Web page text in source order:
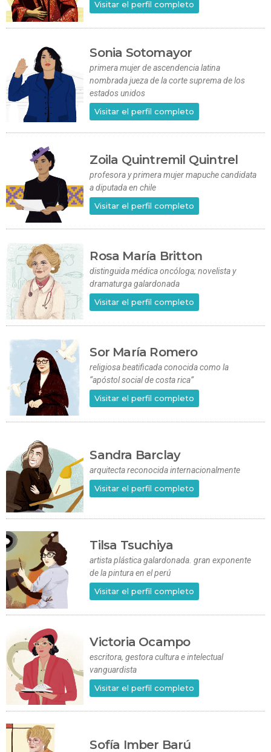
Visitar el perfil completo
Sonia Sotomayor
primera mujer de ascendencia latina
nombrada jueza de la corte suprema de los
estados unidos
Visitar el perfil completo
Zoila Quintremil Quintrel
profesora y primera mujer mapuche candidata
a diputada en chile
Visitar el perfil completo
Rosa María Britton
distinguida médica oncóloga; novelista y
dramaturga galardonada
Visitar el perfil completo
Sor María Romero
religiosa beatificada conocida como la
“apóstol social de costa rica”
Visitar el perfil completo
Sandra Barclay
arquitecta reconocida internacionalmente
Visitar el perfil completo
Tilsa Tsuchiya
artista plástica galardonada. gran exponente
de la pintura en el perú
Visitar el perfil completo
Victoria Ocampo
escritora, gestora cultura e intelectual
vanguardista
Visitar el perfil completo
Sofía Imber Barú